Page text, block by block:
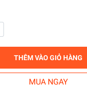
THÊM VÀO GIỎ HÀNG
MUA NGAY